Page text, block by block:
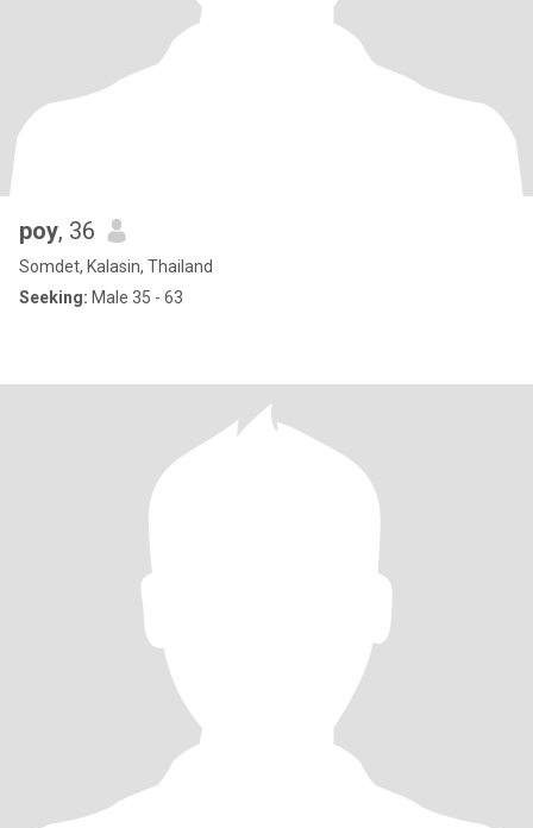
poy, 36
Somdet, Kalasin, Thailand
Seeking: Male 35 - 63